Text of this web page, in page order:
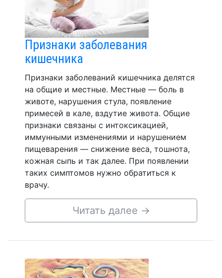
Признаки заболевания
кишечника
Признаки заболеваний кишечника делятся
на общие и местные. Местные — боль в
животе, нарушения стула, появление
примесей в кале, вздутие живота. Общие
признаки связаны с интоксикацией,
иммунными изменениями и нарушением
пищеварения — снижение веса, тошнота,
кожная сыпь и так далее. При появлении
таких симптомов нужно обратиться к
врачу.
Читать далее →